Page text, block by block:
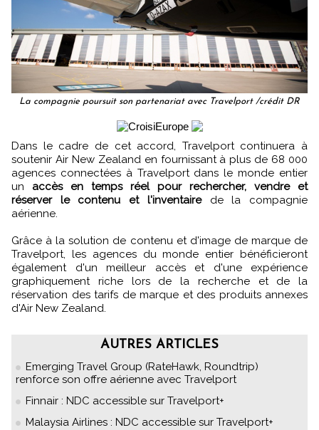
La compagnie poursuit son partenariat avec Travelport /crédit DR
Dans le cadre de cet accord, Travelport continuera à
soutenir Air New Zealand en fournissant à plus de 68 000
agences connectées à Travelport dans le monde entier
un accès en temps réel pour rechercher, vendre et
réserver le contenu et l'inventairede la compagnie
aérienne.
Grâce à la solution de contenu et d'image de marque de
Travelport, les agences du monde entier bénéficieront
également d'un meilleur accès et d'une expérience
graphiquement riche lors de la recherche et de la
réservation des tarifs de marque et des produits annexes
d'Air New Zealand.
AUTRES ARTICLES
Emerging Travel Group (RateHawk, Roundtrip)
renforce son offre aérienne avec Travelport
Finnair : NDC accessible sur Travelport+
Malaysia Airlines : NDC accessible sur Travelport+